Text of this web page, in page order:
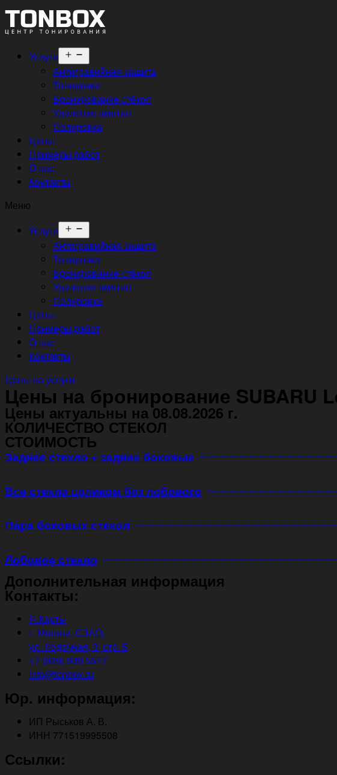
Услуги
меню
Антигравийная защита
Тонировка
Бронирование стёкол
Удаление вмятин
Полировка
Цены
Примеры работ
О нас
Контакты
Меню
Услуги
меню
Антигравийная защита
Тонировка
Бронирование стёкол
Удаление вмятин
Полировка
Цены
Примеры работ
О нас
Контакты
Цены на услуги
Цены на бронирование SUBARU
Цены актуальны на 08.08.2026 г.
КОЛИЧЕСТВО СТЕКОЛ
СТОИМОСТЬ
Заднее стекло + задние боковые
Все стекла целиком без лобового
Пара боковых стекол
Лобовое стекло
Дополнительная информация
Контакты:
Я.Карты
г. Москва, СЗАО,
ул. Лодочная, 3, стр. 5
+7 (929) 939 5577
info@tonbox.ru
Юр. информация:
ИП Рыськов А. В.
ИНН 771519995508
Ссылки: